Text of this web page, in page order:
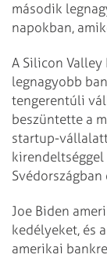
második
napokban,
A Silicon Valley
legnagyobb
tengerentúli
beszüntette a
startup-
kirendeltséggel
Joe Biden
kedélyeket, és
amerikai